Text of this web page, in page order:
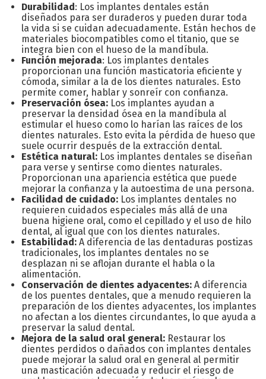
Durabilidad: Los implantes dentales están
diseñados para ser duraderos y pueden durar toda
la vida si se cuidan adecuadamente. Están hechos de
materiales biocompatibles como el titanio, que se
integra bien con el hueso de la mandíbula.
Función mejorada: Los implantes dentales
proporcionan una función masticatoria eficiente y
cómoda, similar a la de los dientes naturales. Esto
permite comer, hablar y sonreír con confianza.
Preservación ósea: Los implantes ayudan a
preservar la densidad ósea en la mandíbula al
estimular el hueso como lo harían las raíces de los
dientes naturales. Esto evita la pérdida de hueso que
suele ocurrir después de la extracción dental.
Estética natural: Los implantes dentales se diseñan
para verse y sentirse como dientes naturales.
Proporcionan una apariencia estética que puede
mejorar la confianza y la autoestima de una persona.
Facilidad de cuidado: Los implantes dentales no
requieren cuidados especiales más allá de una
buena higiene oral, como el cepillado y el uso de hilo
dental, al igual que con los dientes naturales.
Estabilidad: A diferencia de las dentaduras postizas
tradicionales, los implantes dentales no se
desplazan ni se aflojan durante el habla o la
alimentación.
Conservación de dientes adyacentes:A diferencia
de los puentes dentales, que a menudo requieren la
preparación de los dientes adyacentes, los implantes
no afectan a los dientes circundantes, lo que ayuda a
preservar la salud dental.
Mejora de la salud oral general: Restaurar los
dientes perdidos o dañados con implantes dentales
puede mejorar la salud oral en general al permitir
una masticación adecuada y reducir el riesgo de